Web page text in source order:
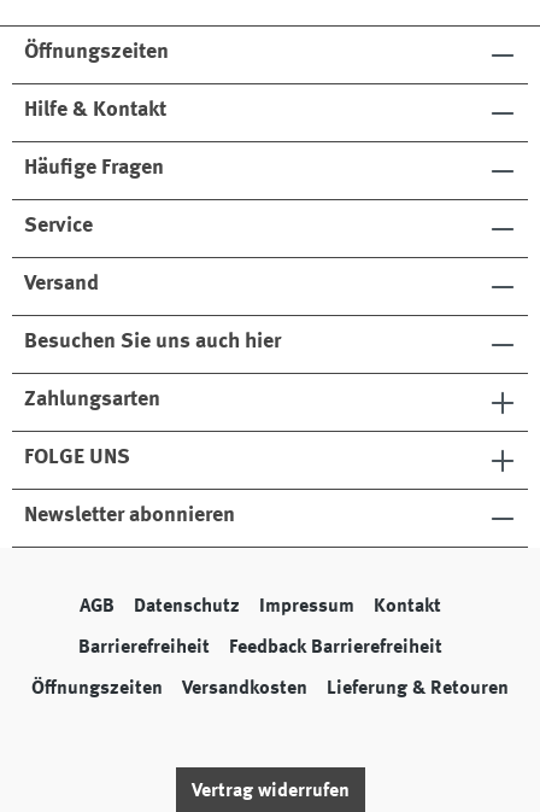
Öffnungszeiten
Hilfe & Kontakt
Häufige Fragen
Service
Versand
Besuchen Sie uns auch hier
Zahlungsarten
FOLGE UNS
Newsletter abonnieren
AGB Datenschutz Impressum Kontakt
Barrierefreiheit Feedback Barrierefreiheit
Öffnungszeiten Versandkosten Lieferung & Retouren
Vertrag widerrufen